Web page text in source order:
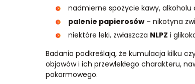
nadmierne spożycie kawy, alkoholu
palenie papierosów– nikotyna
niektóre leki, zwłaszcza NLPZ i
Badania podkreślają, że kumulacja kilku
objawów i ich przewlekłego charakteru,
pokarmowego.